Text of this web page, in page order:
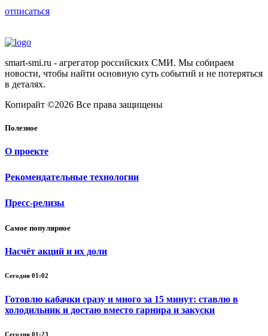
отписаться
smart-smi.ru - агрегатор российских СМИ. Мы собираем
новости, чтобы найти основную суть событий и не потеряться
в деталях.
Копирайт ©2026 Все права защищены
Полезное
О проекте
Рекомендательные технологии
Пресс-релизы
Самое популярное
Насчёт акций и их доли
Сегодня 01:02
Готовлю кабачки сразу и много за 15 минут: ставлю в
холодильник и достаю вместо гарнира и закуски
Сегодня 01:23